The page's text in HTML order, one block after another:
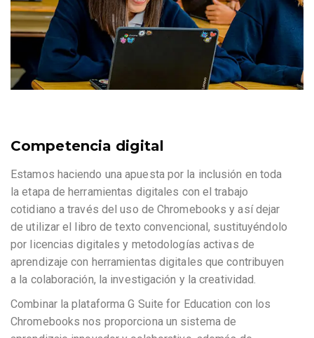
Competencia digital
Estamos haciendo una apuesta por la inclusión en toda
la etapa de herramientas digitales con el trabajo
cotidiano a través del uso de Chromebooks y así dejar
de utilizar el libro de texto convencional, sustituyéndolo
por licencias digitales y metodologías activas de
aprendizaje con herramientas digitales que contribuyen
a la colaboración, la investigación y la creatividad.
Combinar la plataforma G Suite for Education con los
Chromebooks nos proporciona un sistema de